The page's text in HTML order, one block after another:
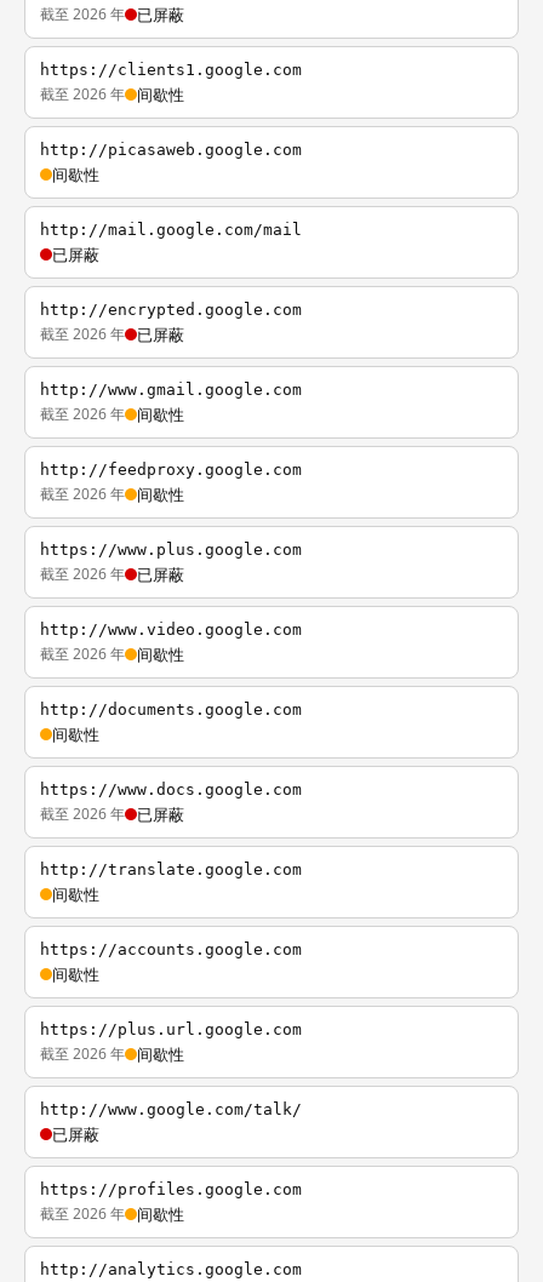
截至 2026 年 已屏蔽
https://clients1.google.com
截至 2026 年 间歇性
http://picasaweb.google.com
间歇性
http://mail.google.com/mail
已屏蔽
http://encrypted.google.com
截至 2026 年 已屏蔽
http://www.gmail.google.com
截至 2026 年 间歇性
http://feedproxy.google.com
截至 2026 年 间歇性
https://www.plus.google.com
截至 2026 年 已屏蔽
http://www.video.google.com
截至 2026 年 间歇性
http://documents.google.com
间歇性
https://www.docs.google.com
截至 2026 年 已屏蔽
http://translate.google.com
间歇性
https://accounts.google.com
间歇性
https://plus.url.google.com
截至 2026 年 间歇性
http://www.google.com/talk/
已屏蔽
https://profiles.google.com
截至 2026 年 间歇性
http://analytics.google.com